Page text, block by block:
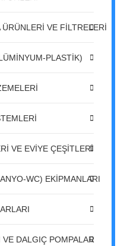
ÜRÜNLERİ VE FİLTRELERİ
PLASTİK)
VE EVİYE ÇEŞİTLERİ
WC) EKİPMANLARI
DALGIÇ POMPALAR